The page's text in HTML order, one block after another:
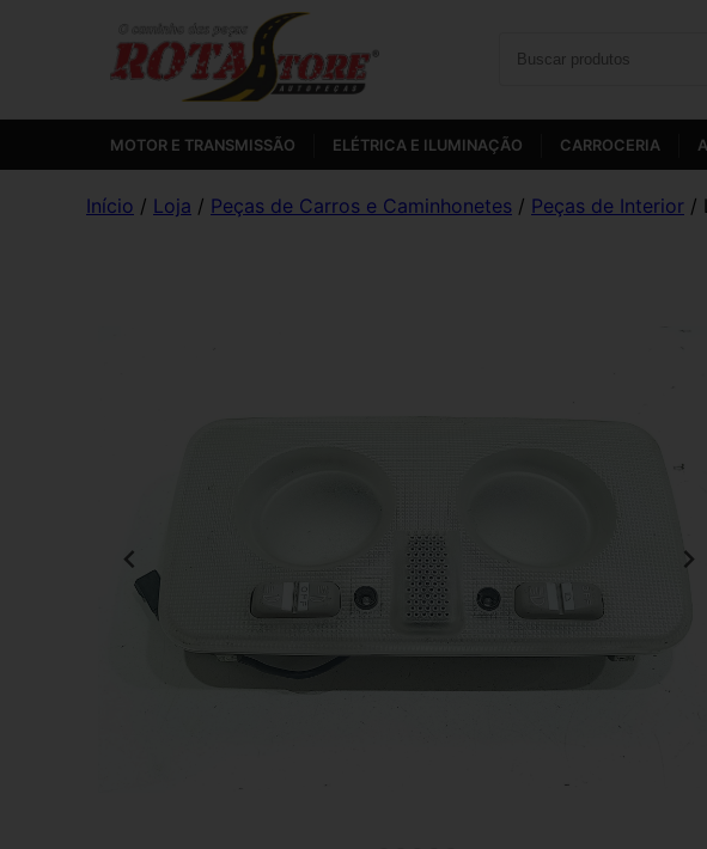
MOTOR E TRANSMISSÃO ELÉTRICA E ILUMINAÇÃO CARROCERIA
Início / Loja / Peças de Carros e Caminhonetes / Peças de Interior /